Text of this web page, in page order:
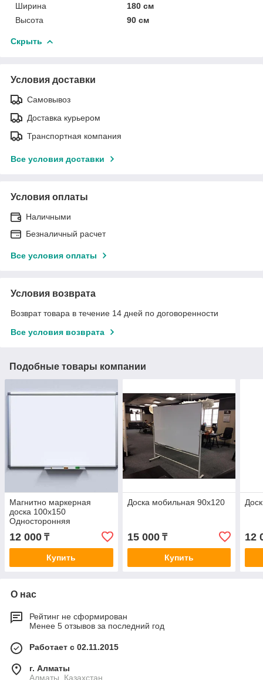
Ширина
180 см
Высота
90 см
Скрыть
Условия доставки
Самовывоз
Доставка курьером
Транспортная компания
Все условия доставки
Условия оплаты
Наличными
Безналичный расчет
Все условия оплаты
Условия возврата
Возврат товара в течение 14 дней по договоренности
Все условия возврата
Подобные товары компании
Магнитно маркерная
доска 100х150
Односторонняя
12 000 ₸
Купить
Доска мобильная 90х120
15 000₸
Купить
12
О нас
Рейтинг не сформирован
Менее 5 отзывов за последний год
Работает с 02.11.2015
г. Алматы
Алматы, Казахстан